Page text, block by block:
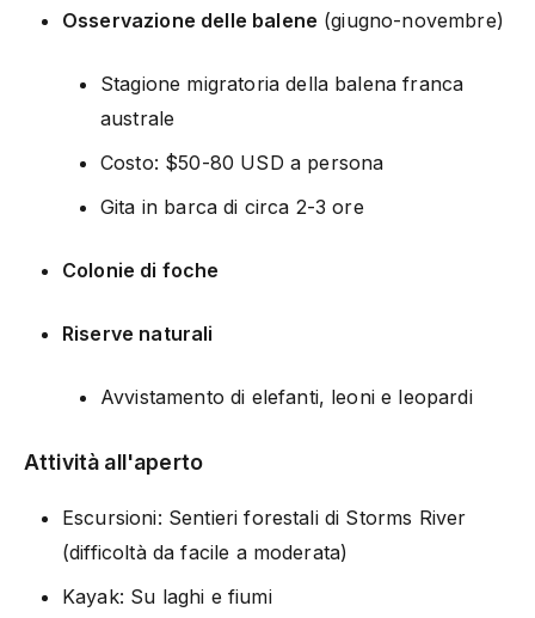
Osservazione delle balene (giugno-novembre)
Stagione migratoria della balena franca
australe
Costo: $50-80 USD a persona
Gita in barca di circa 2-3 ore
Colonie di foche
Riserve naturali
Avvistamento di elefanti, leoni e leopardi
Attività all'aperto
Escursioni: Sentieri forestali di Storms River
(difficoltà da facile a moderata)
Kayak: Su laghi e fiumi